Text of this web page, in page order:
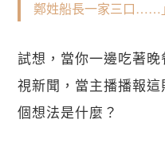
鄭姓船長一家三口……」
試想，當你一邊吃著
視新聞，當主播播報
個想法是什麼？